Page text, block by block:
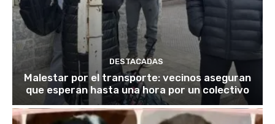
DESTACADAS
Malestar por el transporte: vecinos aseguran
que esperan hasta una hora por un colectivo